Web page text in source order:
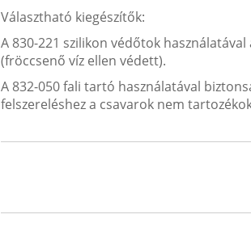
Választható kiegészítők:
A 830-221 szilikon védőtok
(fröccsenő víz ellen védett).
A 832-050 fali tartó használatával
felszereléshez a csavarok nem